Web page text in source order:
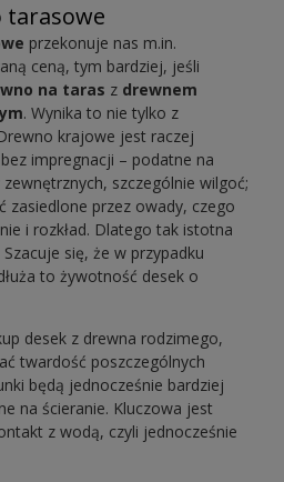
tarasowe
przekonuje nas m.in.
ceną, tym bardziej, jeśli
na taras z drewnem
. Wynika to nie tylko z
krajowe jest raczej
impregnacji – podatne na
szczególnie wilgoć;
zasiedlone przez owady, czego
i rozkład. Dlatego tak istotna
się, że w przypadku
to żywotność desek o
desek z drewna rodzimego,
twardość poszczególnych
będą jednocześnie bardziej
na ścieranie. Kluczowa jest
z wodą, czyli jednocześnie